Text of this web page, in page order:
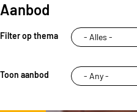
Aanbod
Filter op thema
Toon aanbod